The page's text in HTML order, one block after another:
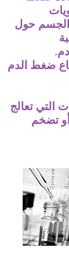
الجسم حول
ضغط الدم
التي تعالج
تضخم